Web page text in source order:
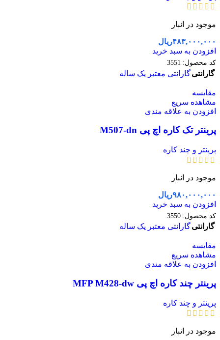
موجود در انبار
۴۸۳,۰۰۰,۰۰۰ریال
افزودن به سبد خرید
کد محصول: 3551
گارانتیگارانتی معتبر یک ساله
مقایسه
مشاهده سریع
افزودن به علاقه مندی
پرینتر تک کاره اچ پی M507-dn
پرینتر و چند کاره
موجود در انبار
۹۸۰,۰۰۰,۰۰۰ریال
افزودن به سبد خرید
کد محصول: 3550
گارانتیگارانتی معتبر یک ساله
مقایسه
مشاهده سریع
افزودن به علاقه مندی
پرینتر چند کاره اچ پی MFP M428-dw
پرینتر و چند کاره
موجود در انبار